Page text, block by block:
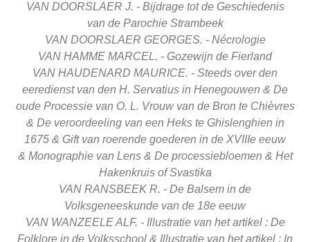
VAN DOORSLAER J. - Bijdrage tot de Geschiedenis
van de Parochie Strambeek
VAN DOORSLAER GEORGES. - Nécrologie
VAN HAMME MARCEL. - Gozewijn de Fierland
VAN HAUDENARD MAURICE. - Steeds over den
eeredienst van den H. Servatius in Henegouwen & De
oude Processie van O. L. Vrouw van de Bron te Chièvres
& De veroordeeling van een Heks te Ghislenghien in
1675 & Gift van roerende goederen in de XVIIIe eeuw
& Monographie van Lens & De processiebloemen & Het
Hakenkruis ofSvastika
VAN RANSBEEK R. - De Balsem in de
Volksgeneeskunde van de 18e eeuw
VAN WANZEELE ALF. - Illustratie van het artikel : De
Folklore in de Volksschool & Illustratie van het artikel : In